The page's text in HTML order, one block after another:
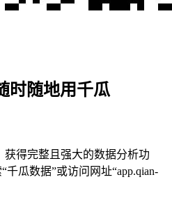
时随地用千瓜
获得完整且强大的数据分析功
千瓜数据”或访问网址“app.qian-